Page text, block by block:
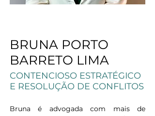
BRUNA PORTO
BARRETO LIMA
CONTENCIOSO ESTRATÉGICO
E RESOLUÇÃO DE CONFLITOS
Bruna é advogada com mais de